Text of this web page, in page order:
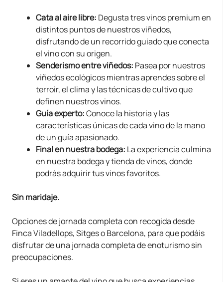
Cata al aire libre: Degusta tres vinos premium en
distintos puntos de nuestros viñedos,
disfrutando de un recorrido guiado que conecta
el vino con su origen.
Senderismo entre viñedos: Pasea por nuestros
viñedos ecológicos mientras aprendes sobre el
terroir, el clima y las técnicas de cultivo que
definen nuestros vinos.
Guía experto:Conoce la historia y las
características únicas de cada vino de la mano
de un guía apasionado.
Final en nuestra bodega: La experiencia culmina
en nuestra bodega y tienda de vinos, donde
podrás adquirir tus vinos favoritos.
Sin maridaje.
Opciones de jornada completa con recogida desde
Finca Viladellops, Sitges o Barcelona, para que podáis
disfrutar de una jornada completa de enoturismo sin
preocupaciones.